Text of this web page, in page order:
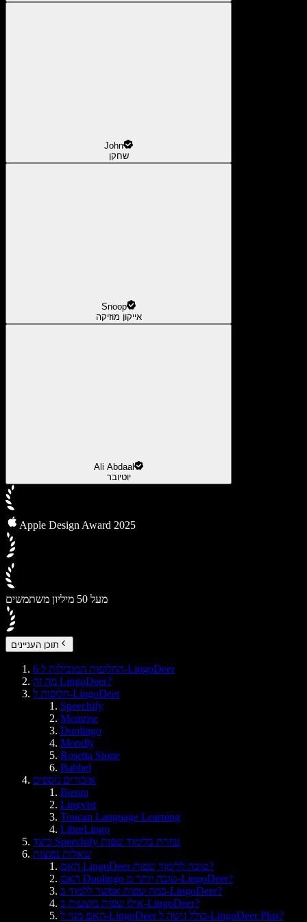
John
שחקן
Snoop
אייקון מוזיקה
Ali Abdaal
יוטיובר
Apple Design Award 2025
מעל 50 מיליון משתמשים
תוכן העניינים
6 החלופות המובילות ל-LingoDeer
מה זה LingoDeer?
חלופות ל-LingoDeer
Speechify
Memrise
Duolingo
Mondly
Rosetta Stone
Babbel
אזכורים נוספים
Busuu
Lingvist
Toucan Language Learning
LibreLingo
כיצד Speechify עוזרת בלימוד שפות
שאלות נפוצות
האם LingoDeer טובה ללימוד שפות?
האם Duolingo טובה יותר מ-LingoDeer?
כמה שפות אפשר ללמוד ב-LingoDeer?
אילו שפות מוצעות ב-LingoDeer?
האם מנוי ל-LingoDeer כולל גישה ל-LingoDeer Plus?